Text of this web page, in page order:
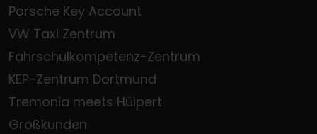
Porsche Key Account
VW Taxi Zentrum
Fahrschulkompetenz-Zentrum
KEP-Zentrum Dortmund
Tremonia meets Hülpert
Großkunden